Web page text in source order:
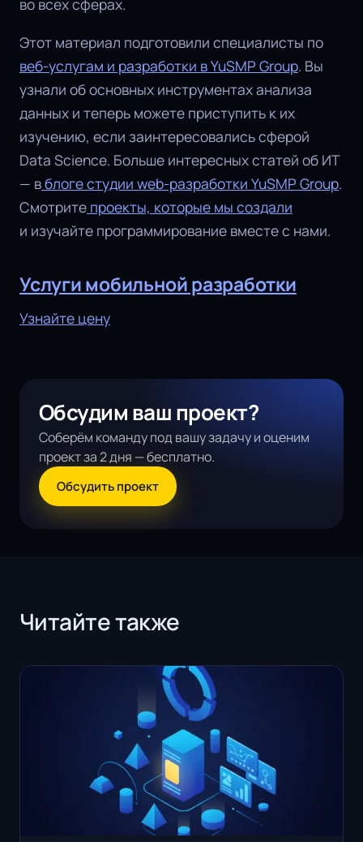
во всех сферах.
Этот материал подготовили специалисты по
веб-услугам и разработки в YuSMP Group. Вы
узнали об основных инструментах анализа
данных и теперь можете приступить к их
изучению, если заинтересовались сферой
Data Science. Больше интересных статей об ИТ
— вблоге студии web-разработки YuSMP Group.
Смотрите проекты, которые мы создали
и изучайте программирование вместе с нами.
Услуги мобильной разработки
Узнайте цену
Обсудим ваш проект?
Соберём команду под вашу задачу и оценим
проект за 2 дня — бесплатно.
Обсудить проект
Читайте также